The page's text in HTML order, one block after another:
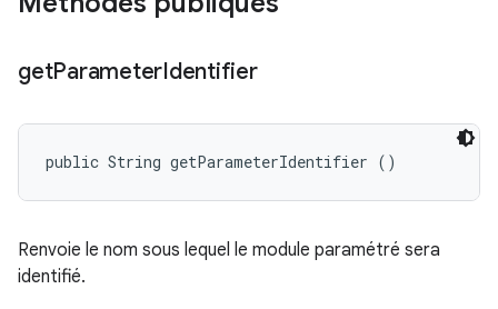
getParameterIdentifier
public String getParameterIdentifier ()
Renvoie le nom sous lequel le module paramétré sera
identifié.